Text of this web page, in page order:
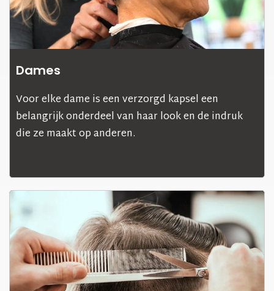
Dames
Voor elke dame is een verzorgd kapsel een
belangrijk onderdeel van haar look en de indruk
die ze maakt op anderen.